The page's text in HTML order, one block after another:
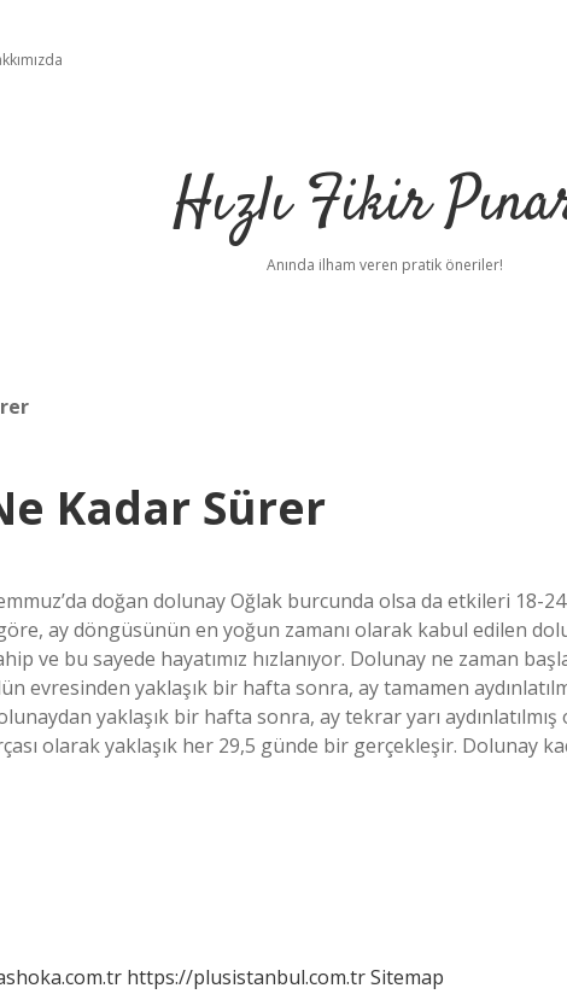
Hızlı Fikir
Anında ilham veren pratik öneriler!
Kadar Sürer
doğan dolunay Oğlak burcunda olsa da etkileri 18-
ay döngüsünün en yoğun zamanı olarak kabul edilen
ve bu sayede hayatımız hızlanıyor. Dolunay ne zaman
evresinden yaklaşık bir hafta sonra, ay tamamen
yaklaşık bir hafta sonra, ay tekrar yarı aydınlatılmış
olarak yaklaşık her 29,5 günde bir gerçekleşir. Dolunay
https://plusistanbul.com.trSitemap